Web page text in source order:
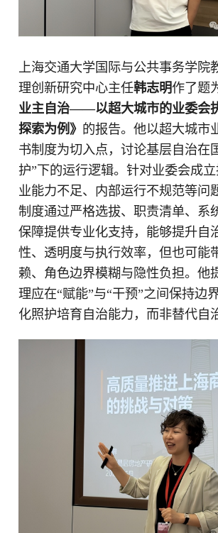
上海交通大学国际与公共事务学院
理创新研究中心主任韩志明作了题
业主自治——以超大城市的业委会
探索为例》 的报告。他以超大城市
书制度为切入点，讨论基层自治在
护”下的运行逻辑。针对业委会成
业能力不足、内部运行不规范等问
制度通过严格选拔、职责清单、系
保障提供专业化支持，能够提升自
性、透明度与执行效率，但也可能
赖、角色边界模糊与隐性负担。他
理应在“赋能”与“干预”之间保持边
化照护培育自治能力，而非替代自